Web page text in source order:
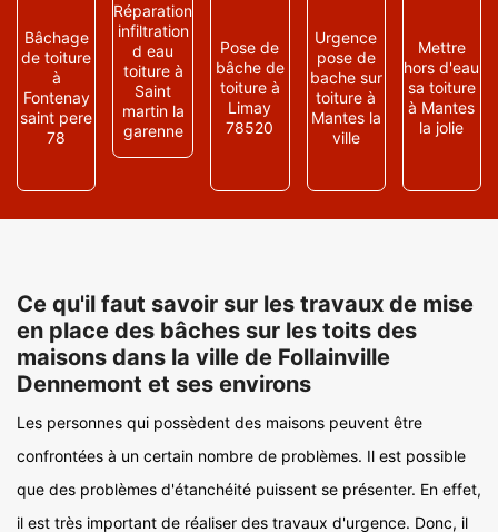
Bâchage
de toiture
à
Fontenay
saint pere
78
Réparation
infiltration
d eau
toiture à
Saint
martin la
garenne
Pose de
bâche de
toiture à
Limay
78520
Urgence
pose de
bache sur
toiture à
Mantes la
ville
Mettre
hors d'eau
sa toiture
à Mantes
la jolie
Ce qu'il faut savoir sur les travaux de mise
en place des bâches sur les toits des
maisons dans la ville de Follainville
Dennemont et ses environs
Les personnes qui possèdent des maisons peuvent être
confrontées à un certain nombre de problèmes. Il est possible
que des problèmes d'étanchéité puissent se présenter. En effet,
il est très important de réaliser des travaux d'urgence. Donc, il